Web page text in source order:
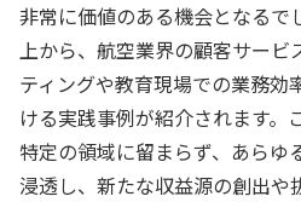
非常に価値のある機会となるで
上から、航空業界の顧客サービ
ティングや教育現場での業務効
ける実践事例が紹介されます。
特定の領域に留まらず、あらゆ
浸透し、新たな収益源の創出や